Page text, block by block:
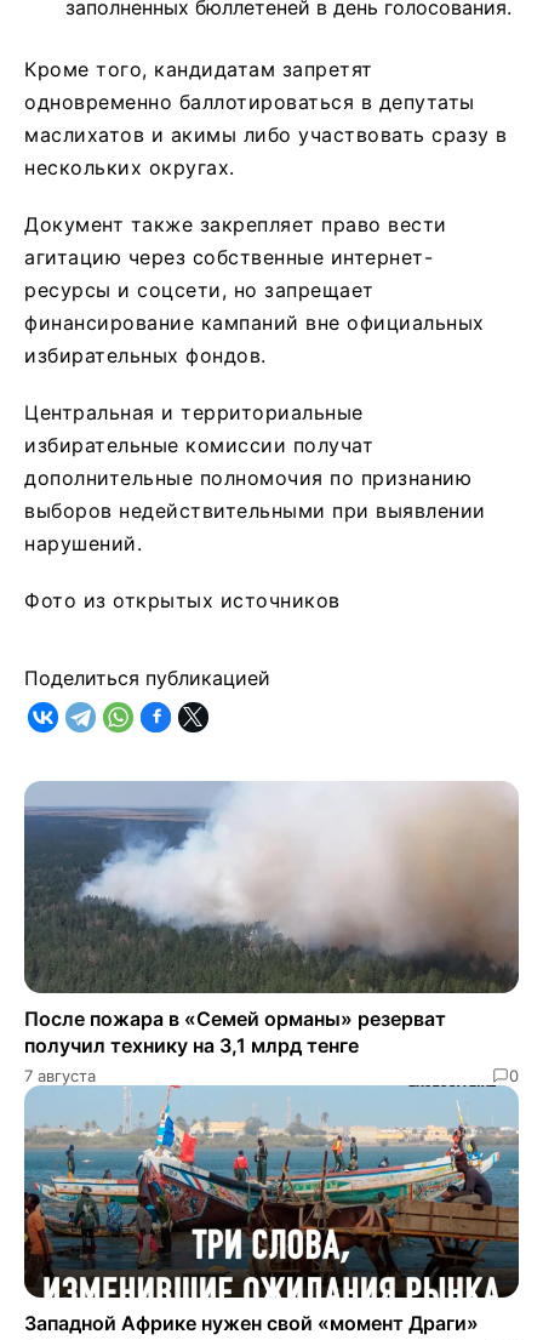
заполненных бюллетеней в день голосования.
Кроме того, кандидатам запретят
одновременно баллотироваться в депутаты
маслихатов и акимы либо участвовать сразу в
нескольких округах.
Документ также закрепляет право вести
агитацию через собственные интернет-
ресурсы и соцсети, но запрещает
финансирование кампаний вне официальных
избирательных фондов.
Центральная и территориальные
избирательные комиссии получат
дополнительные полномочия по признанию
выборов недействительными при выявлении
нарушений.
Фото из открытых источников
Поделиться публикацией
После пожара в «Семей орманы» резерват
получил технику на 3,1 млрд тенге
7 августа 0
Западной Африке нужен свой «момент Драги»